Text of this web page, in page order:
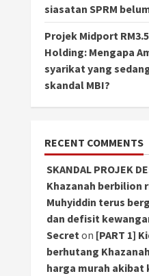
siasatan SPRM
Projek Midport
Holding: Mengapa
syarikat yang
skandal MBI?
RECENT COMMENTS
SKANDAL PROJEK
Khazanah berbilion
Muhyiddin terus
dan defisit
Secret on [PART 1]
berhutang
harga murah akibat